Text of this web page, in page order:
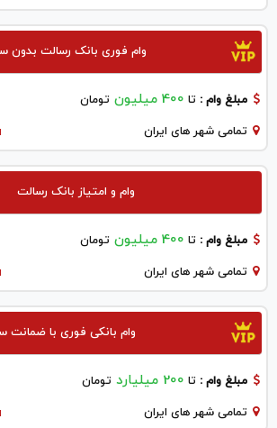
وام فوری بانک رسالت بدون
مبلغ وام : تا 400 میلیون تومان
تمامی شهر های ایران
وام و امتیاز بانک رسالت
مبلغ وام : تا 400 میلیون تومان
تمامی شهر های ایران
وام بانکی فوری با ضمانت
مبلغ وام : تا 200 میلیارد تومان
تمامی شهر های ایران